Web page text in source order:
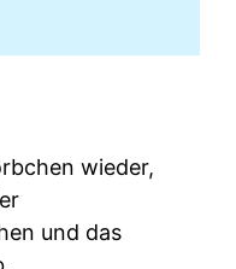
wieder,
und das